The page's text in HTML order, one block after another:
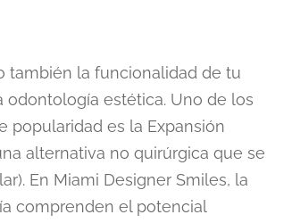
también la funcionalidad de tu
odontología estética. Uno de los
popularidad es la Expansión
alternativa no quirúrgica que se
En Miami Designer Smiles, la
comprenden el potencial